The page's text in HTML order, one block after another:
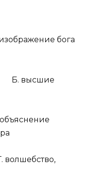
бога
Б. высшие